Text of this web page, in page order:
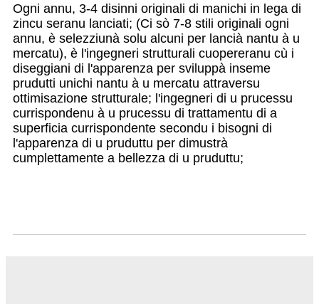
Ogni annu, 3-4 disinni originali di manichi in lega di
zincu seranu lanciati; (Ci sò 7-8 stili originali ogni
annu, è selezziunà solu alcuni per lancià nantu à u
mercatu), è l'ingegneri strutturali cuopereranu cù i
diseggiani di l'apparenza per sviluppà inseme
prudutti unichi nantu à u mercatu attraversu
ottimisazione strutturale; l'ingegneri di u prucessu
currispondenu à u prucessu di trattamentu di a
superficia currispondente secondu i bisogni di
l'apparenza di u pruduttu per dimustrà
cumplettamente a bellezza di u pruduttu;